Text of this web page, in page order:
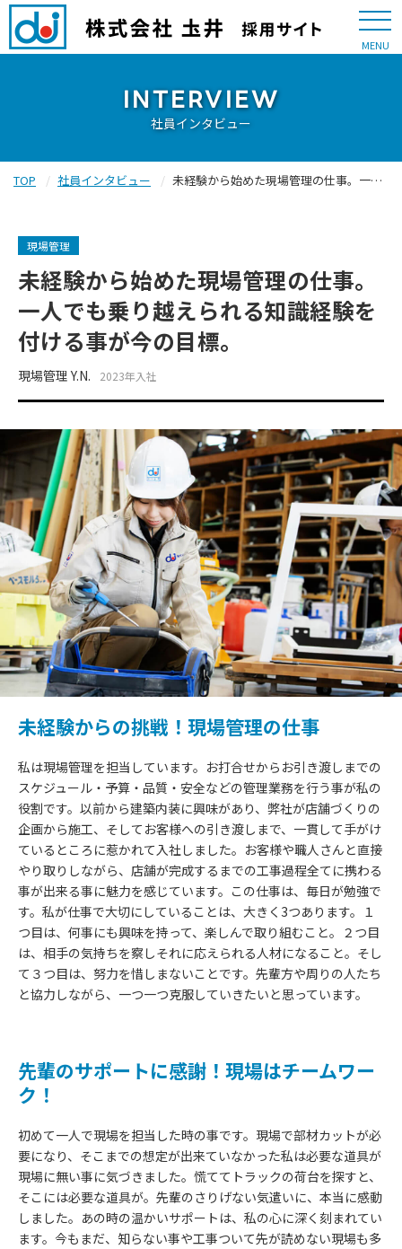
MENU
INTERVIEW
社員インタビュー
TOP 社員インタビュー 未経験から始めた現場管理の仕事。一人でも乗り越えられる知識経験を付ける事が今の目標。
現場管理
未経験から始めた現場管理の仕事。
一人でも乗り越えられる知識経験を
付ける事が今の目標。
現場管理 Y.N. 2023年入社
未経験からの挑戦！現場管理の仕事
私は現場管理を担当しています。お打合せからお引き渡しまでの
スケジュール・予算・品質・安全などの管理業務を行う事が私の
役割です。以前から建築内装に興味があり、弊社が店舗づくりの
企画から施工、そしてお客様への引き渡しまで、一貫して手がけ
ているところに惹かれて入社しました。お客様や職人さんと直接
やり取りしながら、店舗が完成するまでの工事過程全てに携わる
事が出来る事に魅力を感じています。この仕事は、毎日が勉強で
す。私が仕事で大切にしていることは、大きく3つあります。１
つ目は、何事にも興味を持って、楽しんで取り組むこと。２つ目
は、相手の気持ちを察しそれに応えられる人材になること。そし
て３つ目は、努力を惜しまないことです。先輩方や周りの人たち
と協力しながら、一つ一つ克服していきたいと思っています。
先輩のサポートに感謝！現場はチームワー
ク！
初めて一人で現場を担当した時の事です。現場で部材カットが必
要になり、そこまでの想定が出来ていなかった私は必要な道具が
現場に無い事に気づきました。慌ててトラックの荷台を探すと、
そこには必要な道具が。先輩のさりげない気遣いに、本当に感動
しました。あの時の温かいサポートは、私の心に深く刻まれてい
ます。今もまだ、知らない事や工事ついて先が読めない現場も多